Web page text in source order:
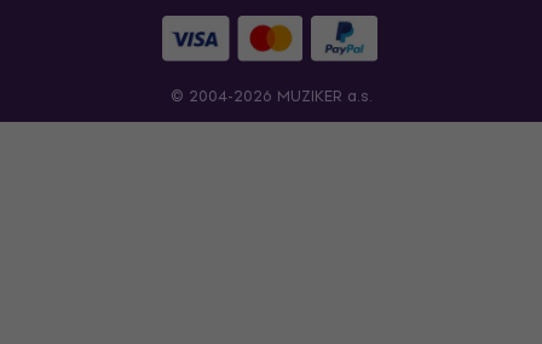
© 2004-2026 MUZIKER a.s.